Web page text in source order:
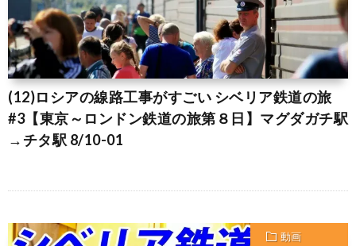
(12)ロシアの線路工事がすごい シベリア鉄道の旅
#3【東京～ロンドン鉄道の旅第８日】マグダガチ駅
→チタ駅 8/10-01
動画